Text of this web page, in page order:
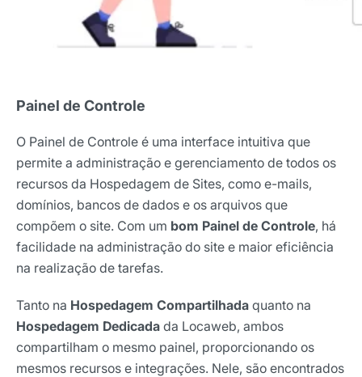
Painel de Controle
O Painel de Controle é uma interface intuitiva que
permite a administração e gerenciamento de todos os
recursos da Hospedagem de Sites, como e-mails,
domínios, bancos de dados e os arquivos que
compõem o site. Com um bom Painel de Controle, há
facilidade na administração do site e maior eficiência
na realização de tarefas.
Tanto na Hospedagem Compartilhada quanto na
Hospedagem Dedicada da Locaweb, ambos
compartilham o mesmo painel, proporcionando os
mesmos recursos e integrações. Nele, são encontrados